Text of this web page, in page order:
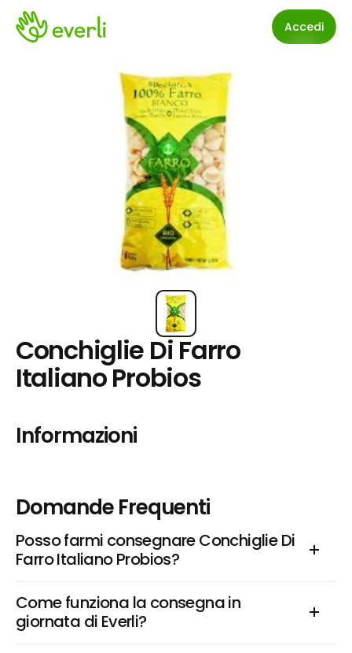
Accedi
Conchiglie Di Farro
Italiano Probios
Informazioni
Domande Frequenti
Posso farmi consegnare Conchiglie Di
Farro Italiano Probios?
Come funziona la consegna in
giornata di Everli?